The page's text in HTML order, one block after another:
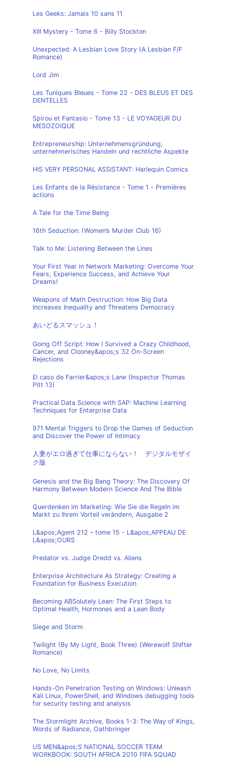
Les Geeks: Jamais 10 sans 11
XIII Mystery - Tome 6 - Billy Stockton
Unexpected: A Lesbian Love Story (A Lesbian F/F
Romance)
Lord Jim
Les Tuniques Bleues - Tome 22 - DES BLEUS ET DES
DENTELLES
Spirou et Fantasio - Tome 13 - LE VOYAGEUR DU
MESOZOIQUE
Entrepreneurship: Unternehmensgründung,
unternehmerisches Handeln und rechtliche Aspekte
HIS VERY PERSONAL ASSISTANT: Harlequin Comics
Les Enfants de la Résistance - Tome 1 - Premières
actions
A Tale for the Time Being
16th Seduction: (Women’s Murder Club 16)
Talk to Me: Listening Between the Lines
Your First Year in Network Marketing: Overcome Your
Fears, Experience Success, and Achieve Your
Dreams!
Weapons of Math Destruction: How Big Data
Increases Inequality and Threatens Democracy
あいどるスマッシュ！
Going Off Script: How I Survived a Crazy Childhood,
Cancer, and Clooney&apos;s 32 On-Screen
Rejections
El caso de Farrier&apos;s Lane (Inspector Thomas
Pitt 13)
Practical Data Science with SAP: Machine Learning
Techniques for Enterprise Data
971 Mental Triggers to Drop the Games of Seduction
and Discover the Power of Intimacy
人妻がエロ過ぎて仕事にならない！ デジタルモザイ
ク版
Genesis and the Big Bang Theory: The Discovery Of
Harmony Between Modern Science And The Bible
Querdenken im Marketing: Wie Sie die Regeln im
Markt zu Ihrem Vorteil verändern, Ausgabe 2
L&apos;Agent 212 – tome 15 - L&apos;APPEAU DE
L&apos;OURS
Predator vs. Judge Dredd vs. Aliens
Enterprise Architecture As Strategy: Creating a
Foundation for Business Execution
Becoming ABSolutely Lean: The First Steps to
Optimal Health, Hormones and a Lean Body
Siege and Storm
Twilight (By My Light, Book Three) (Werewolf Shifter
Romance)
No Love, No Limits
Hands-On Penetration Testing on Windows: Unleash
Kali Linux, PowerShell, and Windows debugging tools
for security testing and analysis
The Stormlight Archive, Books 1-3: The Way of Kings,
Words of Radiance, Oathbringer
US MEN&apos;S NATIONAL SOCCER TEAM
WORKBOOK: SOUTH AFRICA 2010 FIFA SQUAD